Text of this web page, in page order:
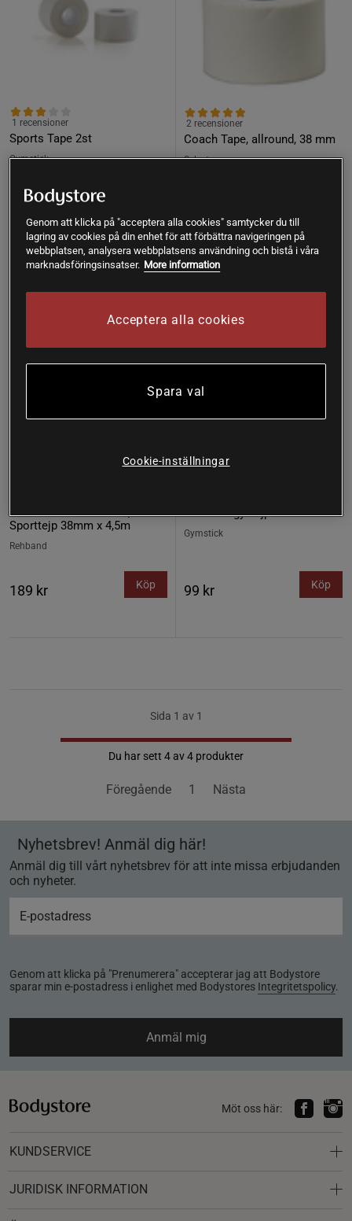
Sports Tape 2st
1 recensioner
Gymstick
79 kr
Coach Tape, allround, 38 mm
2 recensioner
Select
Sporttejp 38mm x 4,5m
Rehband
189 kr Köp
Kinesiology Tejp 5m x 5cm
Gymstick
99 kr Köp
Sida 1 av 1
Du har sett 4 av 4 produkter
Föregående 1 Nästa
Nyhetsbrev! Anmäl dig här!
Anmäl dig till vårt nyhetsbrev för att inte missa erbjudanden
och nyheter.
Genom att klicka på "Prenumerera" accepterar jag att Bodystore
sparar min e-postadress i enlighet med Bodystores Integritetspolicy.
Anmäl mig
Möt oss här:
KUNDSERVICE
JURIDISK INFORMATION
Genom att klicka på "acceptera alla cookies" samtycker du till
lagring av cookies på din enhet för att förbättra navigeringen på
webbplatsen, analysera webbplatsens användning och bistå i våra
marknadsföringsinsatser. More information
Acceptera alla cookies
Spara val
Cookie-inställningar